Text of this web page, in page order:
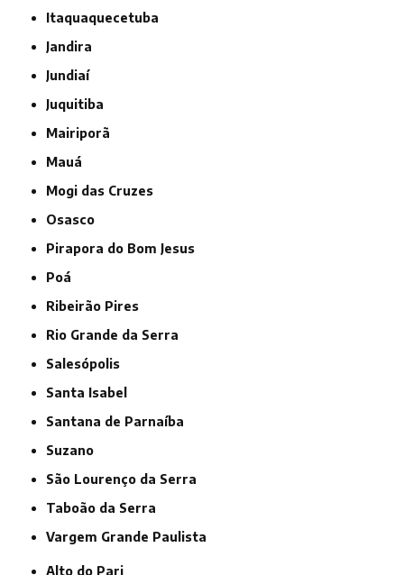
Itaquaquecetuba
Jandira
Jundiaí
Juquitiba
Mairiporã
Mauá
Mogi das Cruzes
Osasco
Pirapora do Bom Jesus
Poá
Ribeirão Pires
Rio Grande da Serra
Salesópolis
Santa Isabel
Santana de Parnaíba
Suzano
São Lourenço da Serra
Taboão da Serra
Vargem Grande Paulista
Alto do Pari